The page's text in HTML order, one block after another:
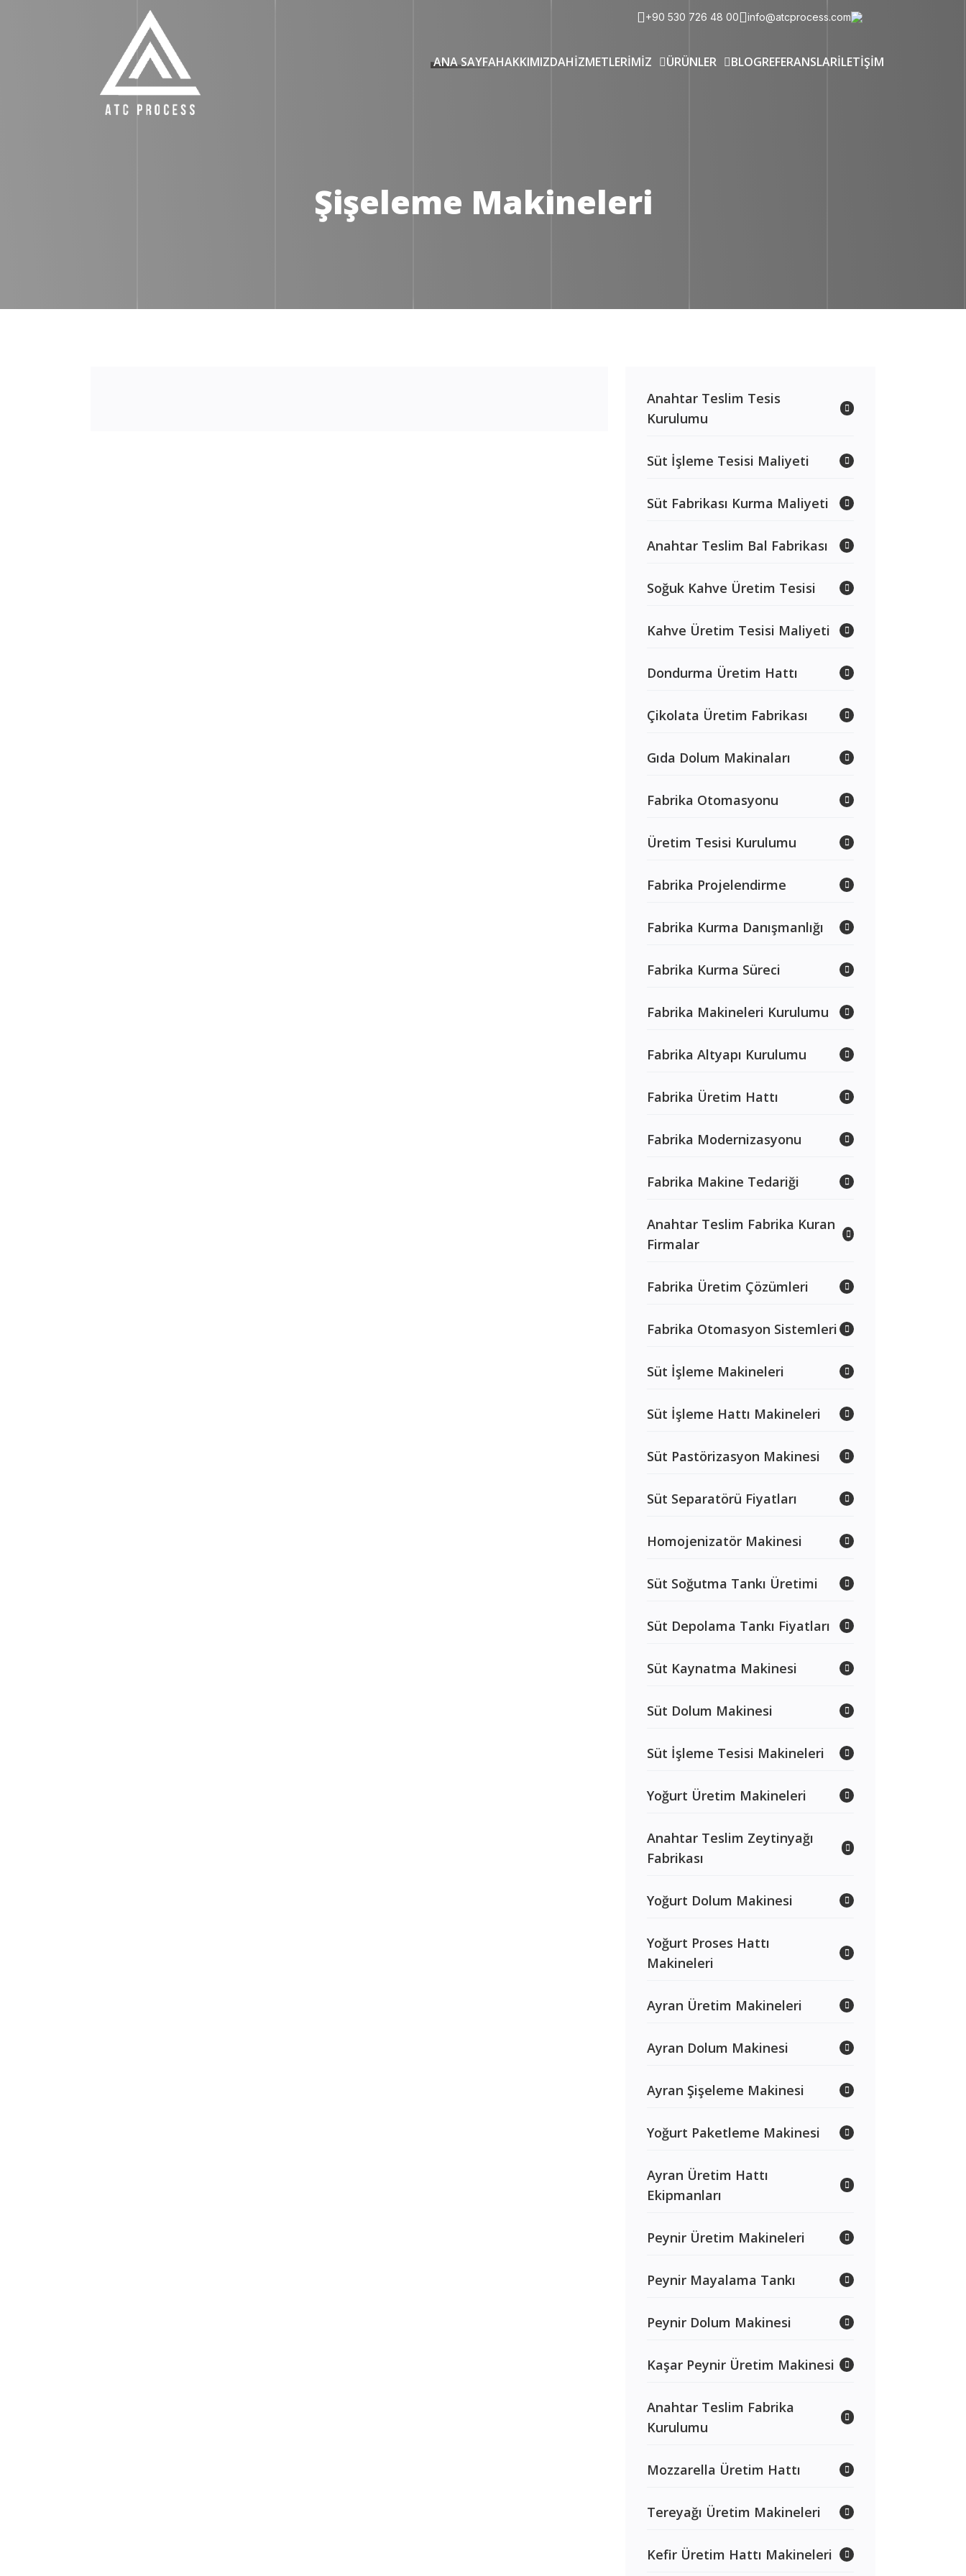
+90 530 726 48 00 info@atcprocess.com
ANA SAYFAHAKKIMIZDAHIZMETLERIMIZ ÜRÜNLER BLOGREFERANSLARİLETİŞİM
Şişeleme Makineleri
Anahtar Teslim Tesis
Kurulumu
Süt İşleme Tesisi Maliyeti
Süt Fabrikası Kurma Maliyeti
Anahtar Teslim Bal Fabrikası
Soğuk Kahve Üretim Tesisi
Kahve Üretim Tesisi Maliyeti
Dondurma Üretim Hattı
Çikolata Üretim Fabrikası
Gıda Dolum Makinaları
Fabrika Otomasyonu
Üretim Tesisi Kurulumu
Fabrika Projelendirme
Fabrika Kurma Danışmanlığı
Fabrika Kurma Süreci
Fabrika Makineleri Kurulumu
Fabrika Altyapı Kurulumu
Fabrika Üretim Hattı
Fabrika Modernizasyonu
Fabrika Makine Tedariği
Anahtar Teslim Fabrika Kuran
Firmalar
Fabrika Üretim Çözümleri
Fabrika Otomasyon Sistemleri
Süt İşleme Makineleri
Süt İşleme Hattı Makineleri
Süt Pastörizasyon Makinesi
Süt Separatörü Fiyatları
Homojenizatör Makinesi
Süt Soğutma Tankı Üretimi
Süt Depolama Tankı Fiyatları
Süt Kaynatma Makinesi
Süt Dolum Makinesi
Süt İşleme Tesisi Makineleri
Yoğurt Üretim Makineleri
Anahtar Teslim Zeytinyağı
Fabrikası
Yoğurt Dolum Makinesi
Yoğurt Proses Hattı
Makineleri
Ayran Üretim Makineleri
Ayran Dolum Makinesi
Ayran Şişeleme Makinesi
Yoğurt Paketleme Makinesi
Ayran Üretim Hattı
Ekipmanları
Peynir Üretim Makineleri
Peynir Mayalama Tankı
Peynir Dolum Makinesi
Kaşar Peynir Üretim Makinesi
Anahtar Teslim Fabrika
Kurulumu
Mozzarella Üretim Hattı
Tereyağı Üretim Makineleri
Kefir Üretim Hattı Makineleri